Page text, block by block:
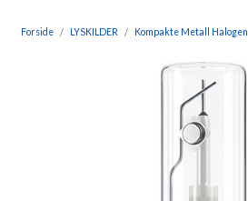
Forside LYSKILDER Kompakte Metall Halogen